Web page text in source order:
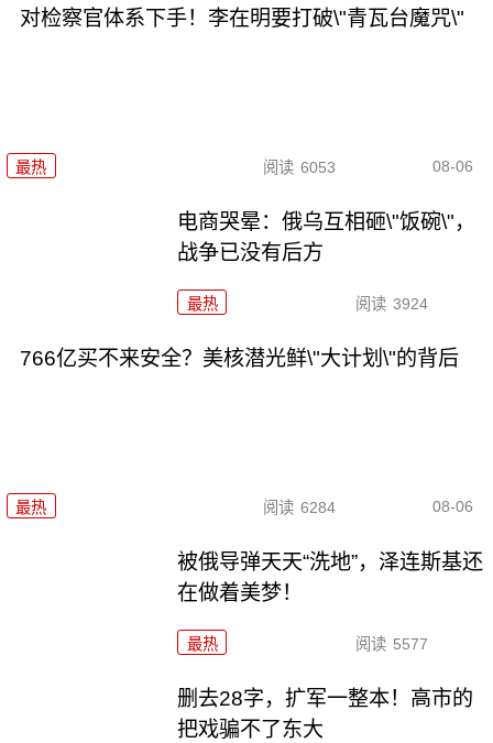
对检察官体系下手！李在明要打破\"青瓦台魔咒\"
最热 阅读 6053 08-06
电商哭晕：俄乌互相砸\"饭碗\"，
战争已没有后方
最热 阅读 3924
766亿买不来安全？美核潜光鲜\"大计划\"的背后
最热 阅读 6284 08-06
被俄导弹天天“洗地”，泽连斯基还
在做着美梦！
最热 阅读 5577
删去28字，扩军一整本！高市的
把戏骗不了东大